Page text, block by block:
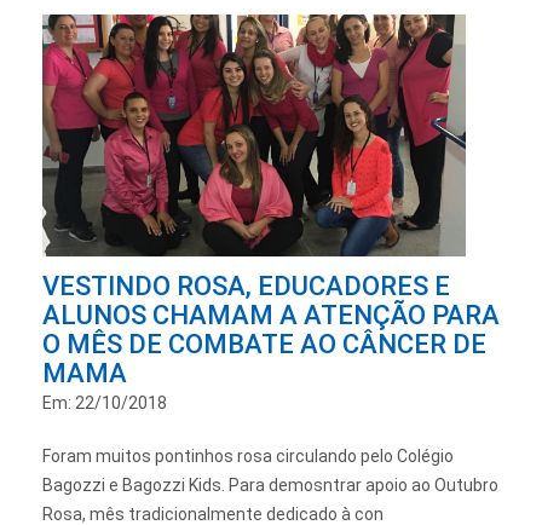
VESTINDO ROSA, EDUCADORES E
ALUNOS CHAMAM A ATENÇÃO PARA
O MÊS DE COMBATE AO CÂNCER DE
MAMA
Em: 22/10/2018
Foram muitos pontinhos rosa circulando pelo Colégio
Bagozzi e Bagozzi Kids. Para demosntrar apoio ao Outubro
Rosa, mês tradicionalmente dedicado à con